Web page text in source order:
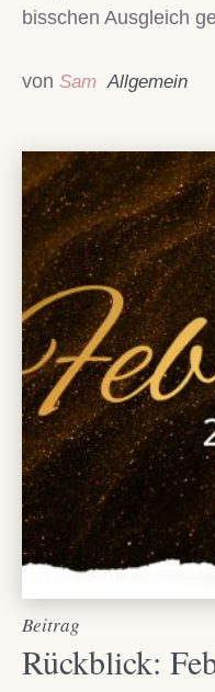
bisschen Ausgleich
von Sam Allgemein
Beitrag
Rückblick: